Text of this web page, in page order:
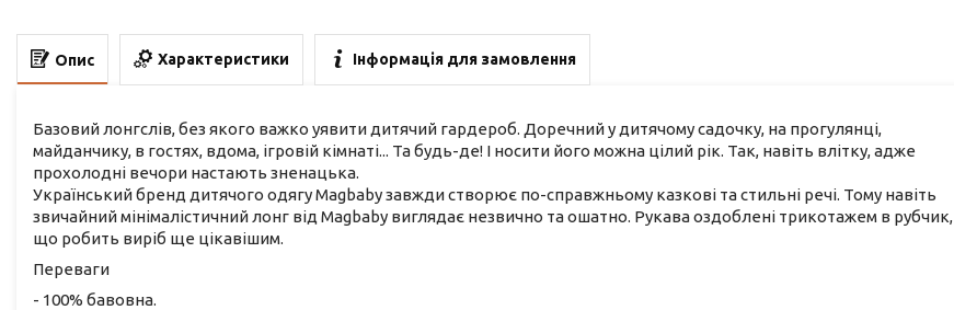
Опис Характеристики Інформація для замовлення
Базовий лонгслів, без якого важко уявити дитячий гардероб. Доречний у дитячому садочку, на прогулянці,
майданчику, в гостях, вдома, ігровій кімнаті... Та будь-де! І носити його можна цілий рік. Так, навіть влітку, адже
прохолодні вечори настають зненацька.
Український бренд дитячого одягу Magbaby завжди створює по-справжньому казкові та стильні речі. Тому навіть
звичайний мінімалістичний лонг від Magbaby виглядає незвично та ошатно. Рукава оздоблені трикотажем в рубчик,
що робить виріб ще цікавішим.
Переваги
- 100% бавовна.